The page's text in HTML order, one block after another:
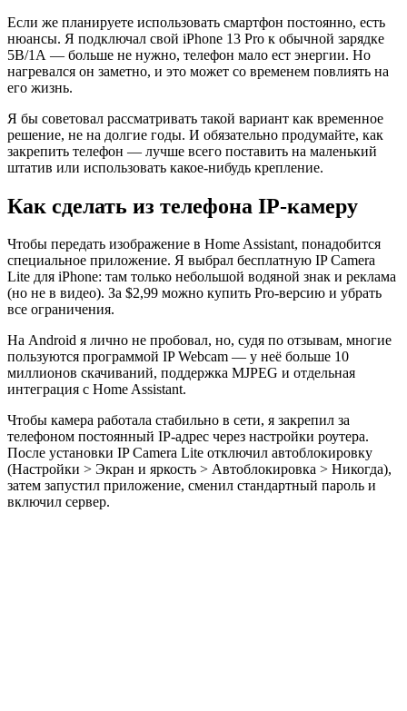
Если же планируете использовать смартфон постоянно, есть
нюансы. Я подключал свой iPhone 13 Pro к обычной зарядке
5В/1А — больше не нужно, телефон мало ест энергии. Но
нагревался он заметно, и это может со временем повлиять на
его жизнь.
Я бы советовал рассматривать такой вариант как временное
решение, не на долгие годы. И обязательно продумайте, как
закрепить телефон — лучше всего поставить на маленький
штатив или использовать какое-нибудь крепление.
Как сделать из телефона IP-камеру
Чтобы передать изображение в Home Assistant, понадобится
специальное приложение. Я выбрал бесплатную IP Camera
Lite для iPhone: там только небольшой водяной знак и реклама
(но не в видео). За $2,99 можно купить Pro-версию и убрать
все ограничения.
На Android я лично не пробовал, но, судя по отзывам, многие
пользуются программой IP Webcam — у неё больше 10
миллионов скачиваний, поддержка MJPEG и отдельная
интеграция с Home Assistant.
Чтобы камера работала стабильно в сети, я закрепил за
телефоном постоянный IP-адрес через настройки роутера.
После установки IP Camera Lite отключил автоблокировку
(Настройки > Экран и яркость > Автоблокировка > Никогда),
затем запустил приложение, сменил стандартный пароль и
включил сервер.